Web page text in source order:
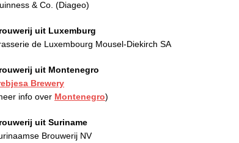
& Co. (Diageo)
uit Luxemburg
de Luxembourg Mousel-Diekirch SA
uit Montenegro
Brewery
info over Montenegro)
uit Suriname
Brouwerij NV